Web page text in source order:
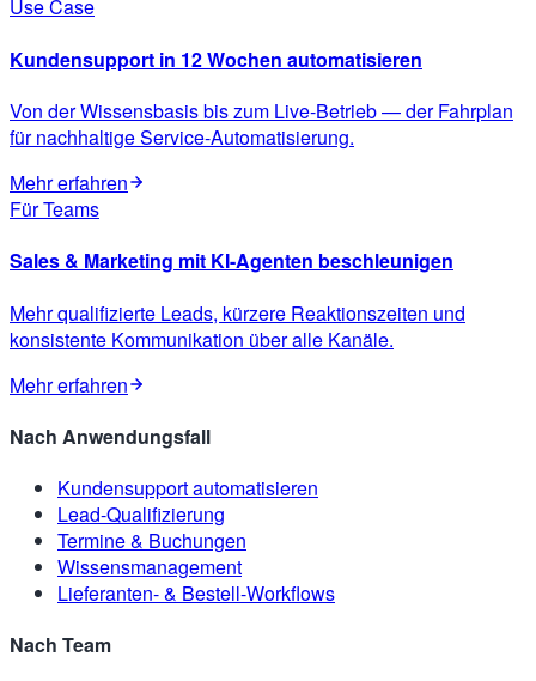
Use Case
Kundensupport in 12 Wochen automatisieren
Von der Wissensbasis bis zum Live-Betrieb — der Fahrplan
für nachhaltige Service-Automatisierung.
Mehr erfahren
Für Teams
Sales & Marketing mit KI-Agenten beschleunigen
Mehr qualifizierte Leads, kürzere Reaktionszeiten und
konsistente Kommunikation über alle Kanäle.
Mehr erfahren
Nach Anwendungsfall
Kundensupport automatisieren
Lead-Qualifizierung
Termine & Buchungen
Wissensmanagement
Lieferanten- & Bestell-Workflows
Nach Team